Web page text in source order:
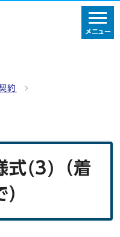
メニュー
約
式(3)（着